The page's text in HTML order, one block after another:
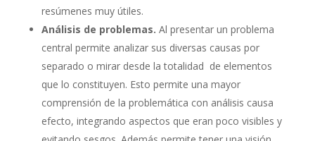
resúmenes muy útiles.
Análisis de problemas. Al presentar un problema
central permite analizar sus diversas causas por
separado o mirar desde la totalidad de elementos
que lo constituyen. Esto permite una mayor
comprensión de la problemática con análisis causa
efecto, integrando aspectos que eran poco visibles y